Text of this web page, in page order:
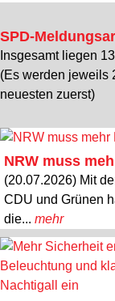
SPD-
Insgesamt liegen
(Es werden jeweils
neuesten zuerst)
NRW muss
(20.07.2026) Mit
CDU und Grünen
die... mehr